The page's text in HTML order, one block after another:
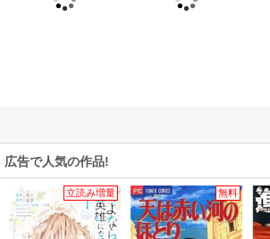
広告で人気の作品!
立読み増量 無料